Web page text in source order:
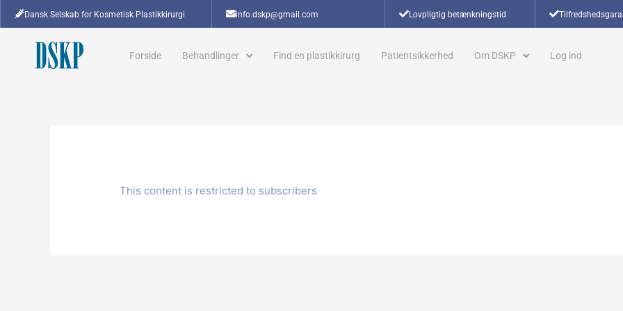
til
indholdet
Dansk Selskab for Kosmetisk Plastikkirurgi info.dskp@gmail.com Lovpligtig betænkningstid
Forside Behandlinger Find en plastikkirurg Patientsikkerhed Om DSKP Log ind
This content is restricted to subscribers